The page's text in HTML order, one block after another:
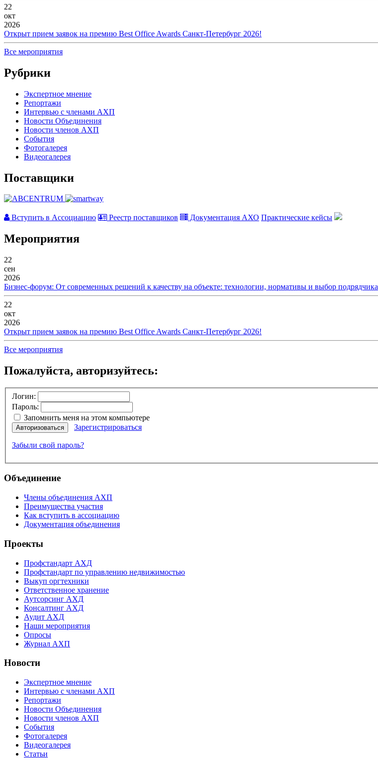
22
окт
2026
Открыт прием заявок на премию Best Office Awards Санкт-Петербург 2026!
Все мероприятия
Рубрики
Экспертное мнение
Репортажи
Интервью с членами АХП
Новости Объединения
Новости членов АХП
События
Фотогалерея
Видеогалерея
Поставщики
Вступить в Ассоциацию Реестр поставщиков Документация АХО Практические кейсы
Мероприятия
22
сен
2026
Бизнес-форум: От современных решений к качеству на объекте: технологии, нормативы и выбор подрядчика
22
окт
2026
Открыт прием заявок на премию Best Office Awards Санкт-Петербург 2026!
Все мероприятия
Пожалуйста, авторизуйтесь:
Логин:
Пароль:
Запомнить меня на этом компьютере
Авторизоваться Зарегистрироваться
Забыли свой пароль?
Объединение
Члены объединения АХП
Преимущества участия
Как вступить в ассоциацию
Документация объединения
Проекты
Профстандарт АХД
Профстандарт по управлению недвижимостью
Выкуп оргтехники
Ответственное хранение
Аутсорсинг АХД
Консалтинг АХД
Аудит АХД
Наши мероприятия
Опросы
Журнал АХП
Новости
Экспертное мнение
Интервью с членами АХП
Репортажи
Новости Объединения
Новости членов АХП
События
Фотогалерея
Видеогалерея
Статьи